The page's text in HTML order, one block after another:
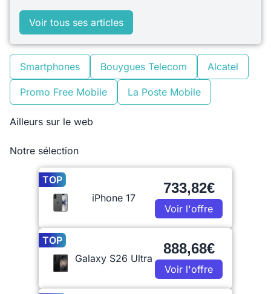
Voir tous ses articles
Smartphones Bouygues Telecom Alcatel
Promo Free Mobile La Poste Mobile
Ailleurs sur le web
Notre sélection
TOP
iPhone 17
733,82€
Voir l'offre
TOP
Galaxy S26 Ultra
888,68€
Voir l'offre